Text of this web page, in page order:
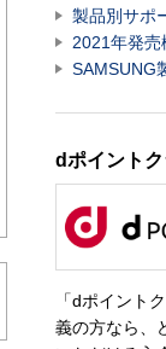
製品別サポ
2021年発売
SAMSUNG
dポイント
「dポイント
義の方なら、